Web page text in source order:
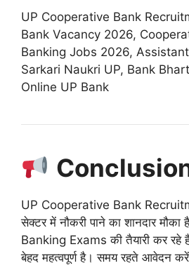
UP Cooperative Bank
Bank Vacancy 2026,
Banking Jobs 2026,
Sarkari Naukri UP, Bank
Online UP Bank
UP Cooperative Bank
सेक्टर में नौकरी पाने का शानदार मौका
Banking Exams की तैयारी कर रहे
बेहद महत्वपूर्ण है। समय रहते आवेदन